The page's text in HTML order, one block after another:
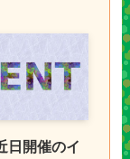
日開催のイ